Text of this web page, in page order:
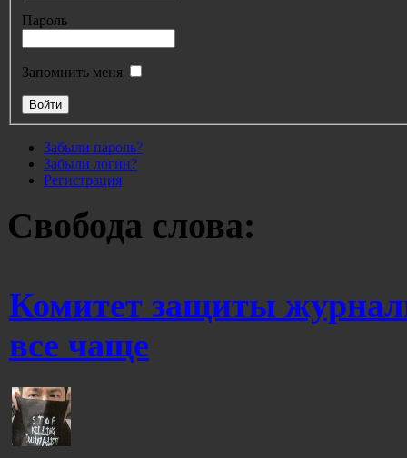
Пароль
Запомнить меня
Забыли пароль?
Забыли логин?
Регистрация
Свобода слова:
Комитет защиты
все чаще